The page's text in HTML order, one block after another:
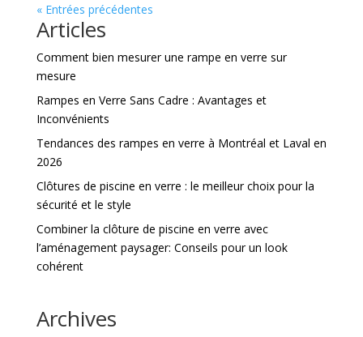
« Entrées précédentes
Articles
Comment bien mesurer une rampe en verre sur
mesure
Rampes en Verre Sans Cadre : Avantages et
Inconvénients
Tendances des rampes en verre à Montréal et Laval en
2026
Clôtures de piscine en verre : le meilleur choix pour la
sécurité et le style
Combiner la clôture de piscine en verre avec
l’aménagement paysager: Conseils pour un look
cohérent
Archives